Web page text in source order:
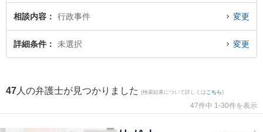
件のトラブル解決の実績豊富な近くの弁護士を検索したい』『初回相談無料で
行政事件を法律相談できる大阪市中央区内の弁護士に相談予約したい』などで
お困りの相談者さんにおすすめです。
相談内容 行政事件 変更
詳細条件 未選択 変更
47 人の弁護士が見つかりました (検索結果について詳しくは こちら)
47件中 1-30件を表示